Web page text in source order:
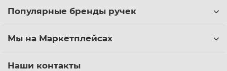
Популярные бренды ручек
Мы на Маркетплейсах
Наши контакты